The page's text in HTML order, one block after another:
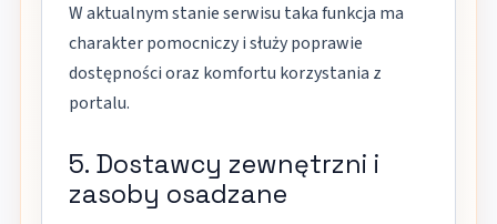
W aktualnym stanie serwisu taka funkcja ma
charakter pomocniczy i służy poprawie
dostępności oraz komfortu korzystania z
portalu.
5. Dostawcy zewnętrzni i
zasoby osadzane